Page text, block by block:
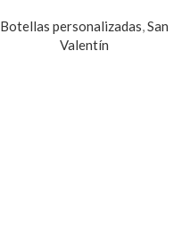
Botellas personalizadas,San
Valentín